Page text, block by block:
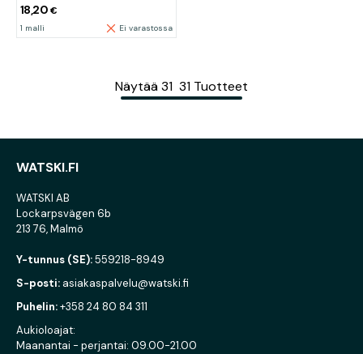
18,20 €
1 malli Ei varastossa
Näytää31 31 Tuotteet
WATSKI.FI
WATSKI AB
Lockarpsvägen 6b
213 76, Malmö
Y-tunnus (SE):559218-8949
S-posti: asiakaspalvelu@watski.fi
Puhelin:+358 24 80 84 311
Aukioloajat:
Maanantai - perjantai: 09.00-21.00